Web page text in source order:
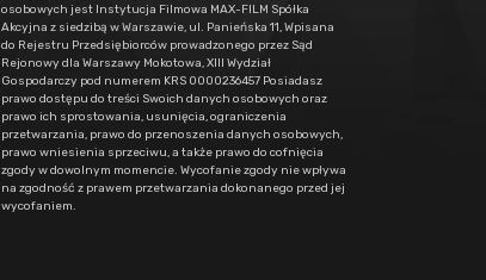
osobowych jest Instytucja Filmowa MAX-FILM Spółka
Akcyjna z siedzibą w Warszawie, ul. Panieńska 11, Wpisana
do Rejestru Przedsiębiorców prowadzonego przez Sąd
Rejonowy dla Warszawy Mokotowa, XIII Wydział
Gospodarczy pod numerem KRS 0000236457 Posiadasz
prawo dostępu do treści Swoich danych osobowych oraz
prawo ich sprostowania, usunięcia, ograniczenia
przetwarzania, prawo do przenoszenia danych osobowych,
prawo wniesienia sprzeciwu, a także prawo do cofnięcia
zgody w dowolnym momencie. Wycofanie zgody nie wpływa
na zgodność z prawem przetwarzania dokonanego przed jej
wycofaniem.